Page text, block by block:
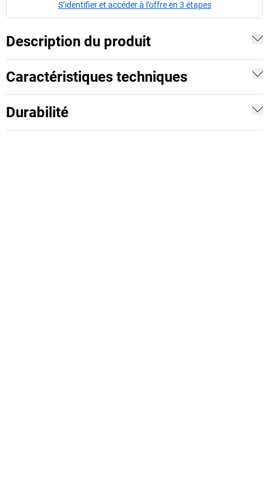
S’identifier et accéder à l’offre en 3 étapes
Description du produit
Caractéristiques techniques
Durabilité